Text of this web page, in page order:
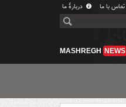
تماس با ما دربارهٔ ما
MASHREGH NEWS